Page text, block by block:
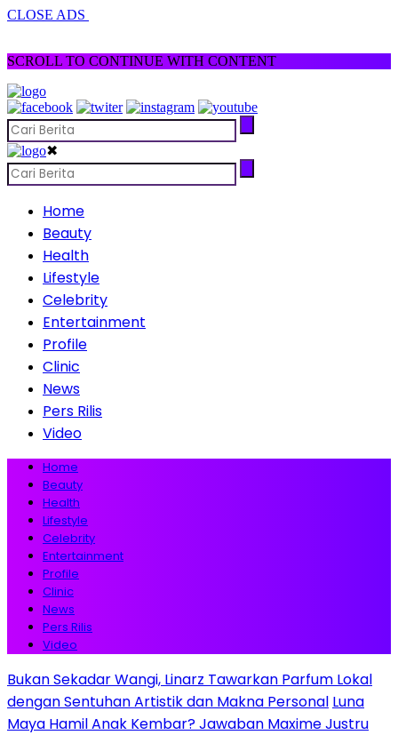
CLOSE ADS
SCROLL TO CONTINUE WITH CONTENT
✖
Home
Beauty
Health
Lifestyle
Celebrity
Entertainment
Profile
Clinic
News
Pers Rilis
Video
Home
Beauty
Health
Lifestyle
Celebrity
Entertainment
Profile
Clinic
News
Pers Rilis
Video
Bukan Sekadar Wangi, Linarz Tawarkan Parfum Lokal
dengan Sentuhan Artistik dan Makna Personal Luna
Maya Hamil Anak Kembar? Jawaban Maxime Justru